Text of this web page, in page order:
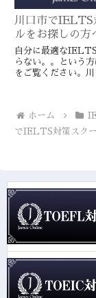
川口市でIELTS
ルをお探しの方
自分に最適な
らない。。という
をご覧ください。川
留学や移住をお考
学受験を有利に進め
ホーム
でIELTS対策スク